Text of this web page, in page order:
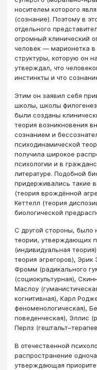
носителем которого
(сознание). Поэтому в
отдельного
огромный клинический
человек ― марионетка в
структуры, которую он
утверждал, что
инстинкты и что
Этим он заявил себя
школы, школы
были созданы
теория возникновения
сознанием и
психодинамической
получила широкое
психологии и в
литературе. Подобной
придерживались такие
(теория врождённой
Кеттелл (теория
биологической
С другой стороны, было
теории, утверждающих
(индивидуальная
теория эгрегоров), Эрик
Фромм (радикального
(социокультурная),
Маслоу
когнитивная), Карл
феноменологическая),
поведенческая), Эллис
Перлз
В отечественной
распространение
утверждающая